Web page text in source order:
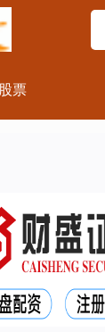
票